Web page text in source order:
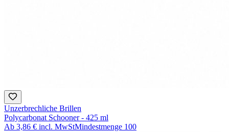
Unzerbrechliche Brillen
Polycarbonat Schooner - 425 ml
Ab 3,86 € incl. MwStMindestmenge 100